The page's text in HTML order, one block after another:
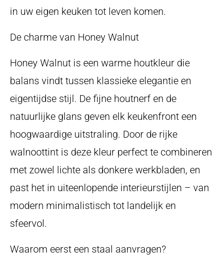
in uw eigen keuken tot leven komen.
De charme van Honey Walnut
Honey Walnut is een warme houtkleur die
balans vindt tussen klassieke elegantie en
eigentijdse stijl. De fijne houtnerf en de
natuurlijke glans geven elk keukenfront een
hoogwaardige uitstraling. Door de rijke
walnoottint is deze kleur perfect te combineren
met zowel lichte als donkere werkbladen, en
past het in uiteenlopende interieurstijlen – van
modern minimalistisch tot landelijk en
sfeervol.
Waarom eerst een staal aanvragen?